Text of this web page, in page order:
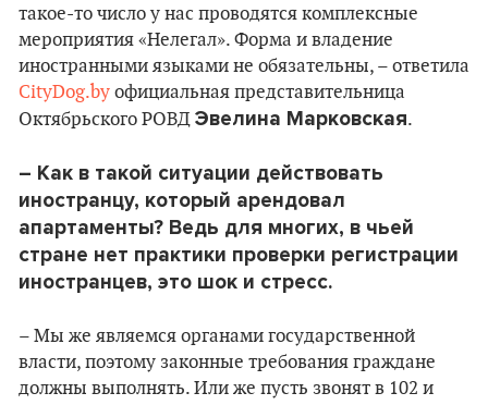
такое-то число у нас проводятся комплексные
мероприятия «Нелегал». Форма и владение
иностранными языками не обязательны, – ответила
CityDog.by официальная представительница
Октябрьского РОВД Эвелина Марковская.
– Как в такой ситуации действовать
иностранцу, который арендовал
апартаменты? Ведь для многих, в чьей
стране нет практики проверки регистрации
иностранцев, это шок и стресс.
– Мы же являемся органами государственной
власти, поэтому законные требования граждане
должны выполнять. Или же пусть звонят в 102 и